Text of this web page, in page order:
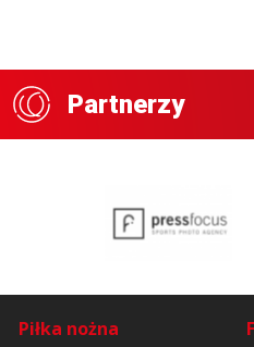
Partnerzy
Piłka nożna